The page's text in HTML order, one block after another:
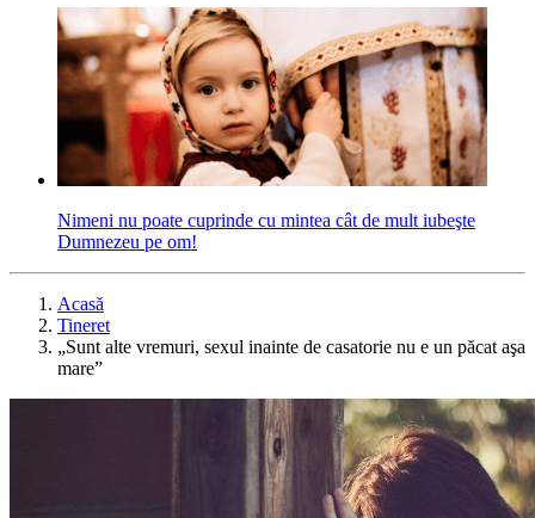
Nimeni nu poate cuprinde cu mintea cât de mult iubeşte
Dumnezeu pe om!
Acasă
Tineret
„Sunt alte vremuri, sexul inainte de casatorie nu e un păcat aşa
mare”